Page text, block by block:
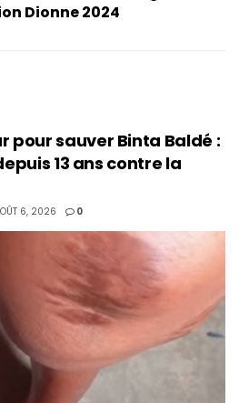
Dionne 2024
pour sauver Binta Baldé :
13 ans contre la
6, 2026 0